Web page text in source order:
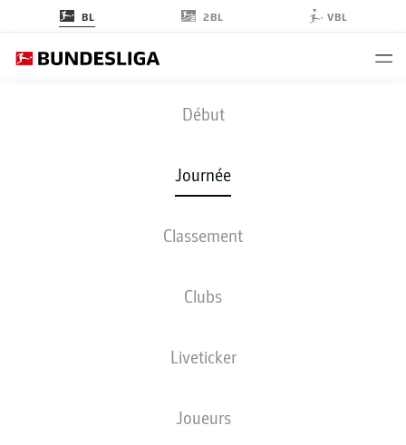
BL 2BL VBL
Début
Journée
Classement
Clubs
Liveticker
Joueurs
B04 - FCU
2 2
COMPOSITIONS STATISTIQUES